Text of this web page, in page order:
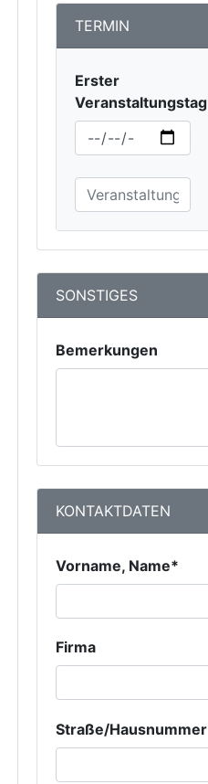
TERMIN
Erster
Veranstaltungstag
SONSTIGES
Bemerkungen
KONTAKTDATEN
Vorname, Name*
Firma
Straße/Hausnummer